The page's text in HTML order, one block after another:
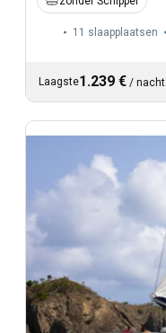
11 slaapplaatsen
Laagste1.239 € / nacht